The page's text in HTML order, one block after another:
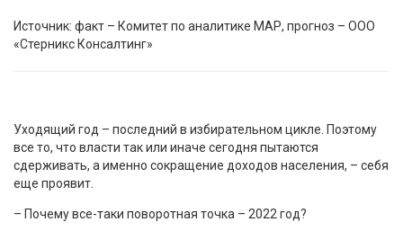
Источник: факт – Комитет по аналитике МАР, прогноз – ООО
«Стерникс Консалтинг»
Уходящий год – последний в избирательном цикле. Поэтому
все то, что власти так или иначе сегодня пытаются
сдерживать, а именно сокращение доходов населения, – себя
еще проявит.
– Почему все-таки поворотная точка – 2022 год?